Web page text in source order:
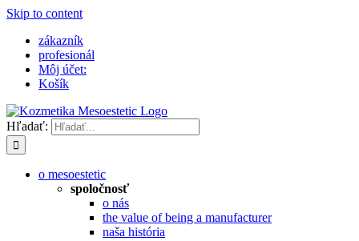
Skip to content
zákazník
profesionál
Môj účet:
Košík
Hľadať:
o mesoestetic
spoločnosť
o nás
the value of being a manufacturer
naša história